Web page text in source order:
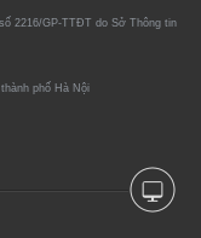
2216/GP-TTĐT do Sở Thông tin
phố Hà Nội